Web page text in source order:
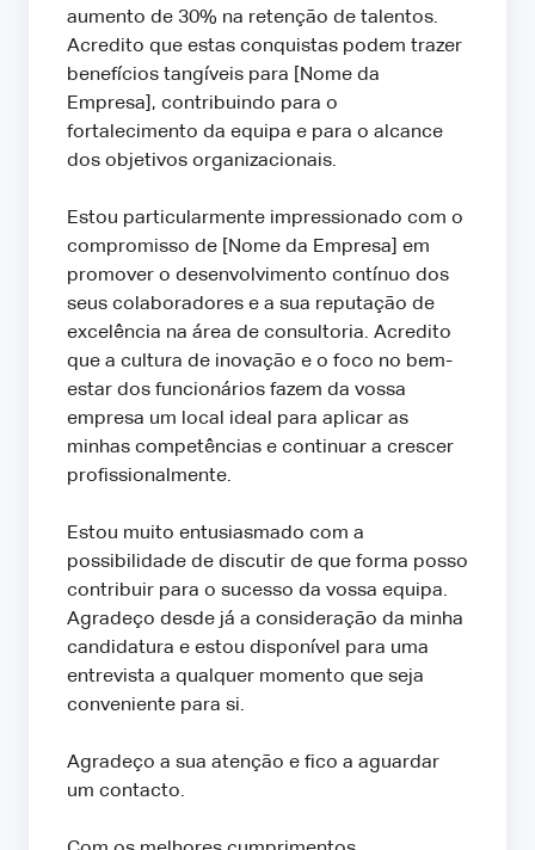
aumento de 30% na retenção de talentos.
Acredito que estas conquistas podem trazer
benefícios tangíveis para [Nome da
Empresa], contribuindo para o
fortalecimento da equipa e para o alcance
dos objetivos organizacionais.
Estou particularmente impressionado com o
compromisso de [Nome da Empresa] em
promover o desenvolvimento contínuo dos
seus colaboradores e a sua reputação de
excelência na área de consultoria. Acredito
que a cultura de inovação e o foco no bem-
estar dos funcionários fazem da vossa
empresa um local ideal para aplicar as
minhas competências e continuar a crescer
profissionalmente.
Estou muito entusiasmado com a
possibilidade de discutir de que forma posso
contribuir para o sucesso da vossa equipa.
Agradeço desde já a consideração da minha
candidatura e estou disponível para uma
entrevista a qualquer momento que seja
conveniente para si.
Agradeço a sua atenção e fico a aguardar
um contacto.